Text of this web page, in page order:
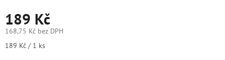
189 Kč
168,75 Kč bez DPH
Měrná
189 Kč / 1 ks